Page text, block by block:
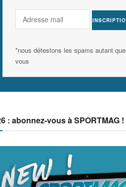
*nous détestons les spams autant que
vous
: abonnez-vous à SPORTMAG !